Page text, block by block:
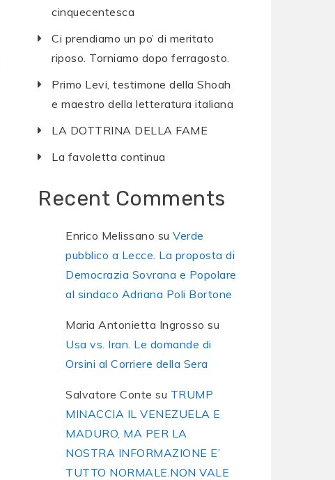
cinquecentesca
Ci prendiamo un po’ di meritato
riposo. Torniamo dopo ferragosto.
Primo Levi, testimone della Shoah
e maestro della letteratura italiana
LA DOTTRINA DELLA FAME
La favoletta continua
Recent Comments
Enrico Melissano suVerde
pubblico a Lecce. La proposta di
Democrazia Sovrana e Popolare
al sindaco Adriana Poli Bortone
Maria Antonietta Ingrosso su
Usa vs. Iran. Le domande di
Orsini al Corriere della Sera
Salvatore Conte su TRUMP
MINACCIA IL VENEZUELA E
MADURO, MA PER LA
NOSTRA INFORMAZIONE E’
TUTTO NORMALE.NON VALE